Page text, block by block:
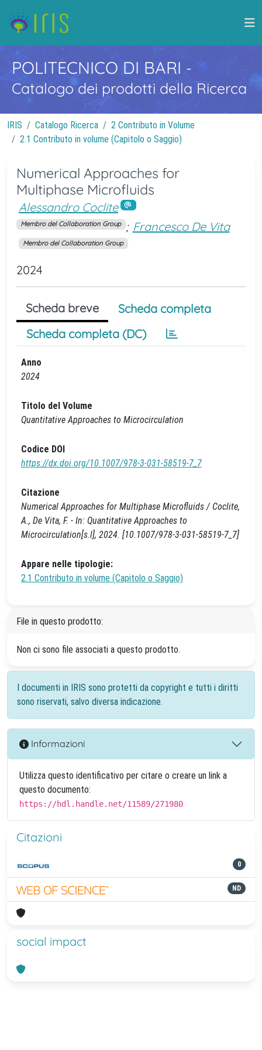
POLITECNICO DI BARI -
Catalogo dei prodotti della Ricerca
IRIS Catalogo Ricerca
2 Contributo in Volume
2.1 Contributo in volume (Capitolo o Saggio)
Numerical Approaches for
Multiphase Microfluids
Alessandro Coclite
Membro del Collaboration Group ; Francesco De Vita
Membro del Collaboration Group
2024
Scheda breve
Scheda completa
Scheda completa (DC)
Anno
2024
Titolo del Volume
Quantitative Approaches to Microcirculation
Codice DOI
https://dx.doi.org/10.1007/978-3-031-58519-7_7
Citazione
Numerical Approaches for Multiphase Microfluids / Coclite,
A., De Vita, F. - In: Quantitative Approaches to
Microcirculation[s.l], 2024. [10.1007/978-3-031-58519-7_7]
Appare nelle tipologie:
2.1 Contributo in volume (Capitolo o Saggio)
File in questo prodotto:
Non ci sono file associati a questo prodotto.
I documenti in IRIS sono protetti da copyright e tutti i diritti
sono riservati, salvo diversa indicazione.
Informazioni
Utilizza questo identificativo per citare o creare un link a
questo documento:
https://hdl.handle.net/11589/271980
Citazioni
0
ND
social impact